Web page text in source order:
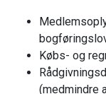
Købs- og
(medmindre